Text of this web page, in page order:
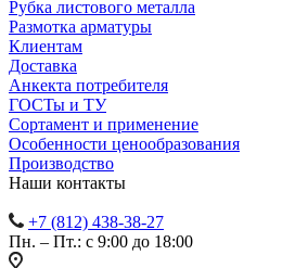
Рубка листового металла
Размотка арматуры
Клиентам
Доставка
Анкекта потребителя
ГОСТы и ТУ
Сортамент и применение
Особенности ценообразования
Производство
Наши контакты
+7 (812) 438-38-27
Пн. – Пт.: с 9:00 до 18:00